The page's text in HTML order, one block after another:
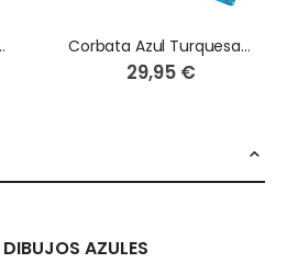
Celestes Corbata Azul Turquesa Dibujos Fucsias y Rosas
29,95 €
AZULES